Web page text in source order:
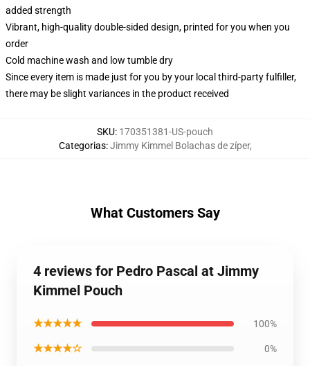
added strength
Vibrant, high-quality double-sided design, printed for you when you
order
Cold machine wash and low tumble dry
Since every item is made just for you by your local third-party fulfiller,
there may be slight variances in the product received
SKU: 170351381-US-pouch
Categorias:Jimmy Kimmel Bolachas de zíper,
What Customers Say
4 reviews for Pedro Pascal at Jimmy
Kimmel Pouch
★★★★★ 100%
★★★★☆ 0%